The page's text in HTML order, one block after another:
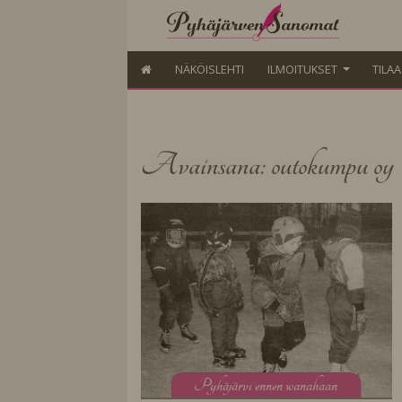
NÄKÖISLEHTI ILMOITUKSET
Avainsana: outokumpu oy
Pyhäjärvi ennen wanahaan